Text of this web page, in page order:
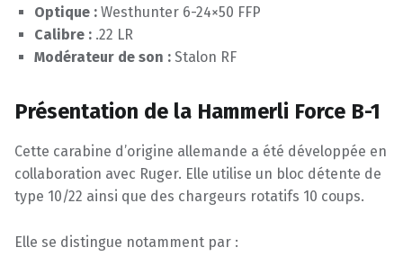
Optique : Westhunter 6-24×50 FFP
Calibre : .22 LR
Modérateur de son : Stalon RF
Présentation de la Hammerli Force B-1
Cette carabine d’origine allemande a été développée en
collaboration avec Ruger. Elle utilise un bloc détente de
type 10/22 ainsi que des chargeurs rotatifs 10 coups.
Elle se distingue notamment par :